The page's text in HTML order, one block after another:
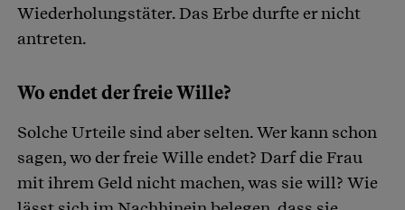
Wiederholungstäter. Das Erbe durfte er nicht
antreten.
Wo endet der freie Wille?
Solche Urteile sind aber selten. Wer kann schon
sagen, wo der freie Wille endet? Darf die Frau
mit ihrem Geld nicht machen, was sie will? Wie